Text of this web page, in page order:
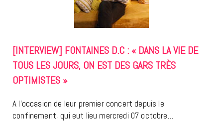
[INTERVIEW] FONTAINES D.C : « DANS LA VIE DE
TOUS LES JOURS, ON EST DES GARS TRÈS
OPTIMISTES »
A l’occasion de leur premier concert depuis le
confinement, qui eut lieu mercredi 07 octobre…